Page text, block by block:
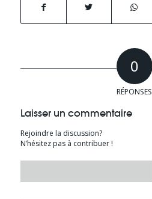
0
RÉPONSES
Laisser un commentaire
Rejoindre la discussion?
N’hésitez pas à contribuer !